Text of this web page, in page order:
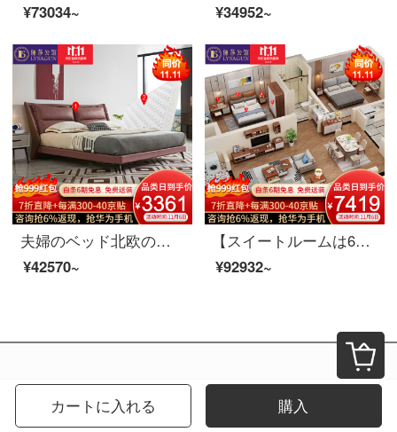
¥73034~
¥34952~
夫婦のベッド北欧の軽奢なツインベッド1.8メートルの近代的なシンプルなベッドルームの家具の逸品のベッド+3 E椰子のベッドのマットレス1800*2000
¥42570~
【スイートルームは6割引が受けられます。】夫婦室北欧リビングルームの家具セットC【80-150平方メートル】メインルーム6点セットの胡桃色のスイートルームが適用されます。
¥92932~
カートに入れる 購入